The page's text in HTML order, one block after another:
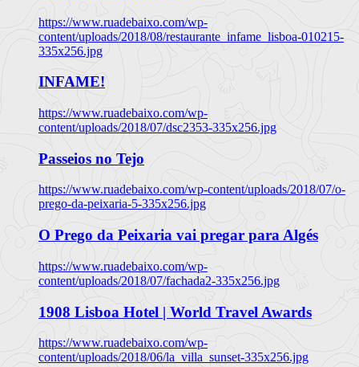
https://www.ruadebaixo.com/wp-
content/uploads/2018/08/restaurante_infame_lisboa-010215-
335x256.jpg
INFAME!
https://www.ruadebaixo.com/wp-
content/uploads/2018/07/dsc2353-335x256.jpg
Passeios no Tejo
https://www.ruadebaixo.com/wp-content/uploads/2018/07/o-
prego-da-peixaria-5-335x256.jpg
O Prego da Peixaria vai pregar para Algés
https://www.ruadebaixo.com/wp-
content/uploads/2018/07/fachada2-335x256.jpg
1908 Lisboa Hotel | World Travel Awards
https://www.ruadebaixo.com/wp-
content/uploads/2018/06/la_villa_sunset-335x256.jpg